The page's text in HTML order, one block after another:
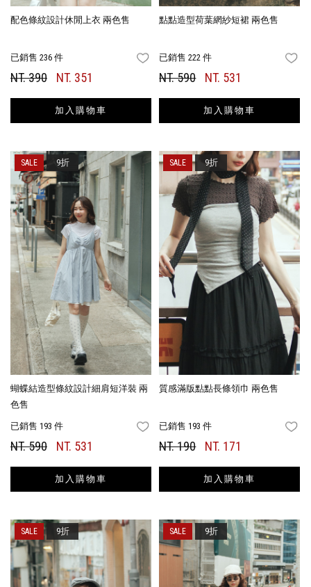
配色條紋設計休閒上衣 兩色售
已銷售 236 件 FAVORITES
NT. 390 NT. 351
加入購物車
點點造型荷葉網紗短裙 兩色售
已銷售 222 件
NT. 590 NT. 531
加入購物車
蝴蝶結造型條紋設計細肩短洋裝 兩
色售
已銷售 193 件 FAVORITES
NT. 590 NT. 531
加入購物車
9折
質感滿版點點長條領巾 兩色售
已銷售 193 件
NT. 190 NT. 171
加入購物車
9折
9折 9折